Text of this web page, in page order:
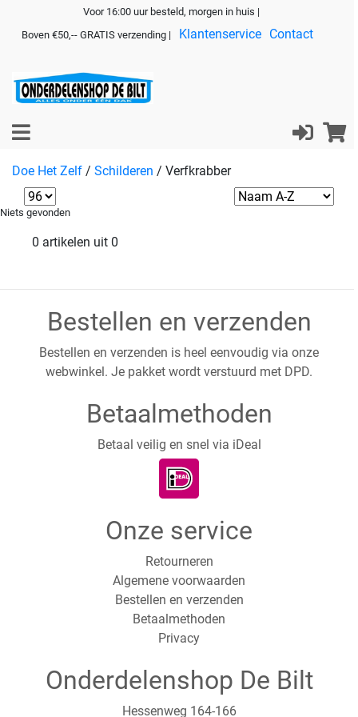
Voor 16:00 uur besteld, morgen in huis |
Boven €50,-- GRATIS verzending |
Klantenservice Contact
Doe Het Zelf / Schilderen / Verfkrabber
Niets gevonden
0 artikelen uit 0
Bestellen en verzenden
Bestellen en verzenden is heel eenvoudig via onze
webwinkel. Je pakket wordt verstuurd met DPD.
Betaalmethoden
Betaal veilig en snel via iDeal
Onze service
Retourneren
Algemene voorwaarden
Bestellen en verzenden
Betaalmethoden
Privacy
Onderdelenshop De Bilt
Hessenweg 164-166